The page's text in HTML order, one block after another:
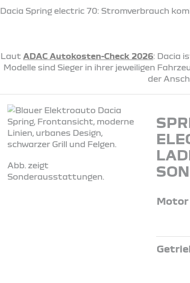
Dacia Spring electric 70: Stromverbrauch
Laut ADAC Autokosten-Check 2026: Dacia
Modelle sind Sieger in ihrer jeweiligen
der
Abb. zeigt
Sonderausstattungen.
Motor